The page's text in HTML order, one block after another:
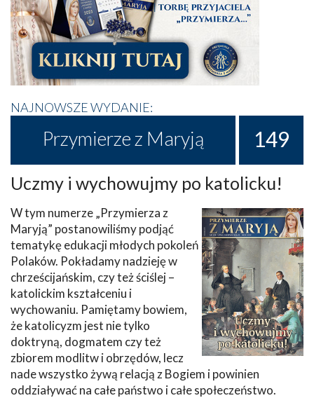
NAJNOWSZE WYDANIE:
Przymierze z Maryją 149
Uczmy i wychowujmy po katolicku!
W tym numerze „Przymierza z
Maryją” postanowiliśmy podjąć
tematykę edukacji młodych pokoleń
Polaków. Pokładamy nadzieję w
chrześcijańskim, czy też ściślej –
katolickim kształceniu i
wychowaniu. Pamiętamy bowiem,
że katolicyzm jest nie tylko
doktryną, dogmatem czy też
zbiorem modlitw i obrzędów, lecz
nade wszystko żywą relacją z Bogiem i powinien
oddziaływać na całe państwo i całe społeczeństwo.